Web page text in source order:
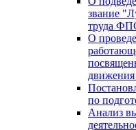
звание
труда
О
движения
по
Анализ